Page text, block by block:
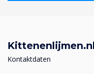
Kontaktdaten